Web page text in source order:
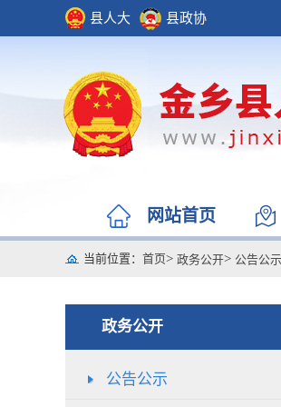
县人大 县政协
网站首页
当前位置： 首页> 政务公开> 公告公示
政务公开
公告公示